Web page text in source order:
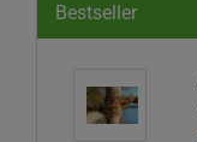
Bestseller